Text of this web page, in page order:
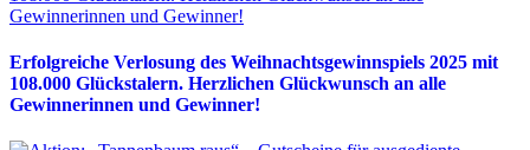
Erfolgreiche Verlosung des Weihnachtsgewinnspiels 2025 mit
108.000 Glückstalern. Herzlichen Glückwunsch an alle
Gewinnerinnen und Gewinner!